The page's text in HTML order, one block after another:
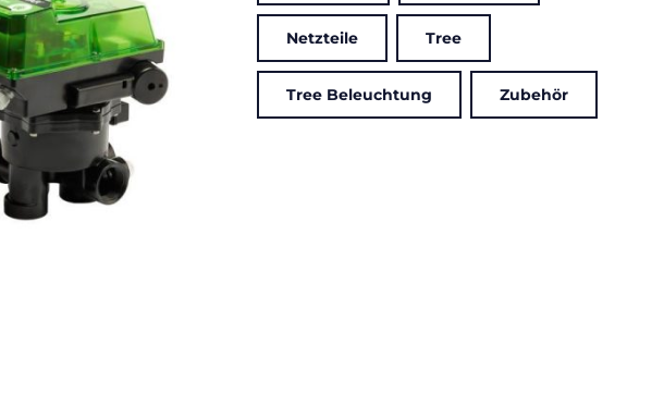
Netzteile Tree
Tree Beleuchtung Zubehör